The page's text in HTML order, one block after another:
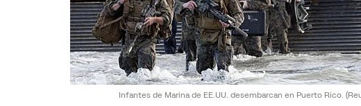
Infantes de Marina de EE.UU. desembarcan en Puerto Rico.